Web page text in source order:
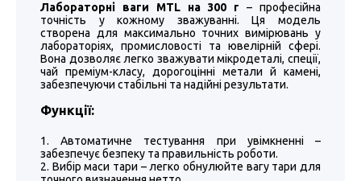
Лабораторні ваги MTL на 300 г – професійна
точність у кожному зважуванні. Ця модель
створена для максимально точних вимірювань у
лабораторіях, промисловості та ювелірній сфері.
Вона дозволяє легко зважувати мікродеталі, спеції,
чай преміум-класу, дорогоцінні метали й камені,
забезпечуючи стабільні та надійні результати.
Функції:
Автоматичне тестування при увімкненні –
забезпечує безпеку та правильність роботи.
Вибір маси тари – легко обнулюйте вагу тари для